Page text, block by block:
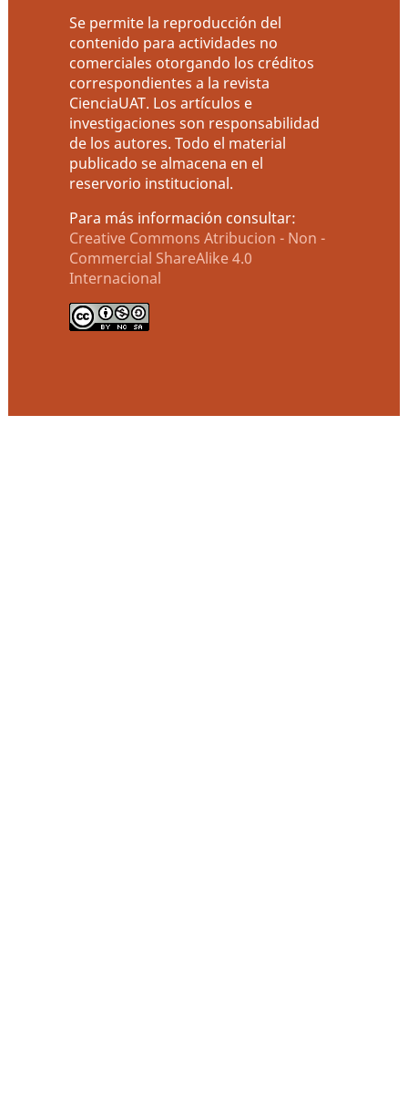
Se permite la reproducción del
contenido para actividades no
comerciales otorgando los créditos
correspondientes a la revista
CienciaUAT. Los artículos e
investigaciones son responsabilidad
de los autores. Todo el material
publicado se almacena en el
reservorio institucional.
Para más información consultar:
Creative Commons Atribucion - Non -
Commercial ShareAlike 4.0
Internacional